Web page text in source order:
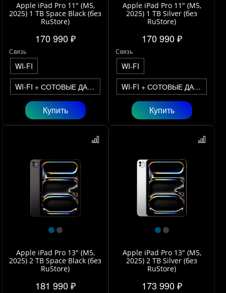
Apple iPad Pro 11" (M5,
2025) 1 TB Space Black (без
RuStore)
170 990 ₽
Связь
WI-FI
WI-FI + СОТОВЫЕ ДАННЫЕ
Купить
Apple iPad Pro 11" (M5,
2025) 1 TB Silver (без
RuStore)
170 990 ₽
Связь
WI-FI
WI-FI + СОТОВЫЕ ДАННЫЕ
Купить
Apple iPad Pro 13" (M5,
2025) 2 TB Space Black (без
RuStore)
181 990 ₽
Apple iPad Pro 13" (M5,
2025) 2 TB Silver (без
RuStore)
173 990 ₽